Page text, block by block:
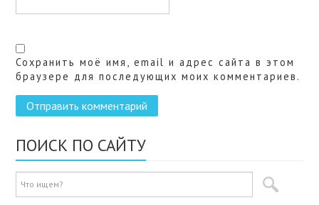
Сохранить моё имя, email и адрес сайта в этом
браузере для последующих моих комментариев.
ПОИСК ПО САЙТУ